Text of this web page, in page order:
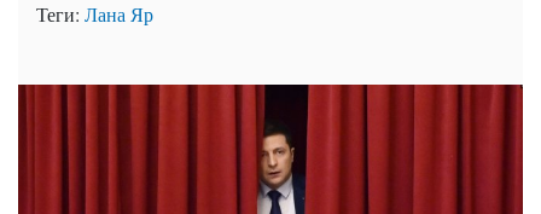
Теги: Лана Яр